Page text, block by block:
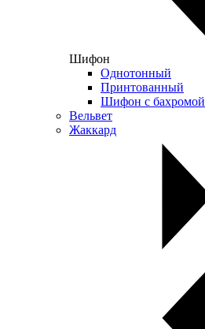
Шифон
Однотонный
Принтованный
Шифон с бахромой
Вельвет
Жаккард